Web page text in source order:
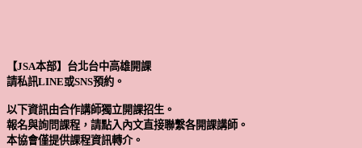
【JSA本部】台北台中高雄開課
請私訊LINE或SNS預約。
以下資訊由合作講師獨立開課招生。
報名與詢問課程，請點入內文直接聯繫各開課講師。
本協會僅提供課程資訊轉介。